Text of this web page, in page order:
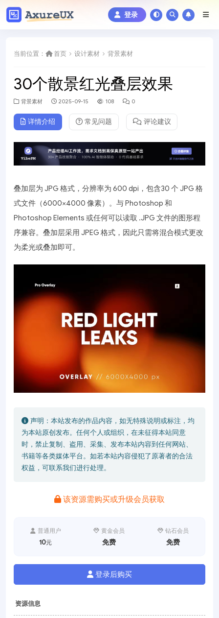
登录
当前位置： 首页 设计素材 背景素材
30个散景红光叠层效果
背景素材 2025-09-15 108 0
详情介绍 常见问题 评论建议
叠加层为 JPG 格式，分辨率为 600 dpi，包含30 个 JPG 格
式文件（6000×4000 像素）。与 Photoshop 和
Photoshop Elements 或任何可以读取 .JPG 文件的图形程
序兼容。叠加层采用 JPEG 格式，因此只需将混合模式更改
为柔光或叠加即可。
声明：本站发布的作品内容，如无特殊说明或标注，均
为本站原创发布。任何个人或组织，在未征得本站同意
时，禁止复制、盗用、采集、发布本站内容到任何网站、
书籍等各类媒体平台。如若本站内容侵犯了原著者的合法
权益，可联系我们进行处理。
该资源需购买或升级会员获取
普通用户
10元
黄金会员
免费
钻石会员
免费
登录后购买
资源信息